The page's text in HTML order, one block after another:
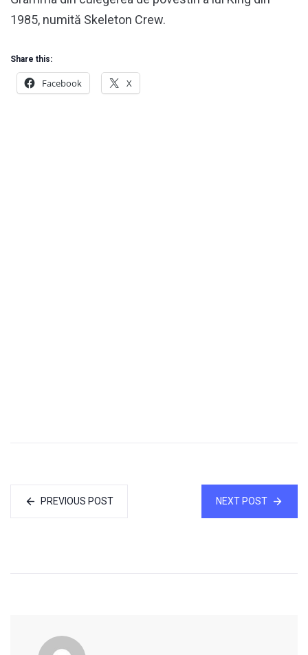
1985, numită Skeleton Crew.
Share this:
Facebook X
PREVIOUS POST NEXT POST